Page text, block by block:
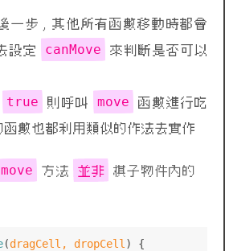
一步 , 其他所有函數移動時都會
設定
canMove
來判斷是否可以
true 則呼叫 move
函數進行吃
數也都利用類似的作法去實作
move 方法 並非 棋子物件內的
(dragCell, dropCell ) {